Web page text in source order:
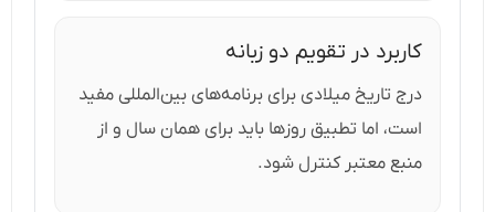
کاربرد در تقویم دو زبانه
درج تاریخ میلادی برای برنامه‌های بین‌المللی مفید
است، اما تطبیق روزها باید برای همان سال و از
منبع معتبر کنترل شود.